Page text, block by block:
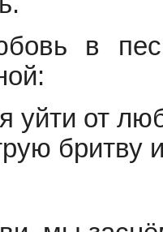
в
уйти от
бритву